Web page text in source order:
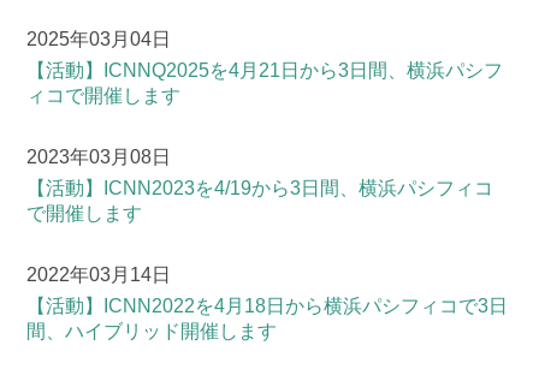
2025年03月04日
【活動】
ICNNQ2025を4月21日から3日間、横浜パシフ
ィコで開催します
2023年03月08日
【活動】
ICNN2023を4/19から3日間、横浜パシフィコ
で開催します
2022年03月14日
【活動】
ICNN2022を4月18日から横浜パシフィコで3日
間、ハイブリッド開催します